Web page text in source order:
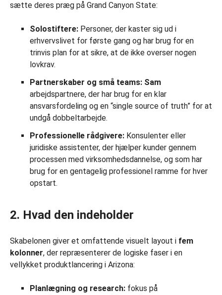
sætte deres præg på Grand Canyon State:
Solostiftere: Personer, der kaster sig ud i
erhvervslivet for første gang og har brug for en
trinvis plan for at sikre, at de ikke overser nogen
lovkrav.
Partnerskaber og små teams: Sam
arbejdspartnere, der har brug for en klar
ansvarsfordeling og en “single source of truth” for at
undgå dobbeltarbejde.
Professionelle rådgivere: Konsulenter eller
juridiske assistenter, der hjælper kunder gennem
processen med virksomhedsdannelse, og som har
brug for en gentagelig professionel ramme for hver
opstart.
2. Hvad den indeholder
Skabelonen giver et omfattende visuelt layout i fem
kolonner, der repræsenterer de logiske faser i en
vellykket produktlancering i Arizona:
Planlægning og research: fokus på